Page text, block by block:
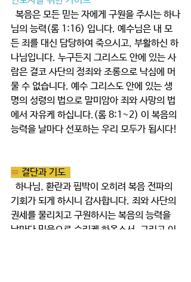
님의 능력(롬 1:16) 입니다. 예수님은 내 모
든 죄를 대신 담당하여 죽으시고, 부활하신 하
나님입니다. 누구든지 그리스도 안에 있는 사
람은 결코 사단의 정죄와 조롱으로 낙심에 머
물 수 없습니다. 예수 그리스도 안에 있는 생
명의 성령의 법으로 말미암아 죄와 사망의 법
에서 자유케 하십니다.(롬 8:1~2) 이 복음의
능력을 날마다 선포하는 우리 모두가 됩시다!
≡ 결단과 기도
기회가 되게 하시니 감사합니다. 죄와 사단의
권세를 물리치고 구원하시는 복음의 능력을
날마다 믿음으로 승리케 하옵소서. 그리고 이